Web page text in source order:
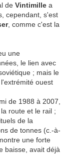
de Vintimille a
cependant, s'est
, comme c'est la
une
le lien avec
; mais le
ouest
de 1988 à 2007,
route et le rail ;
de la
de tonnes (c.-à-
une forte
baisse, avait déjà